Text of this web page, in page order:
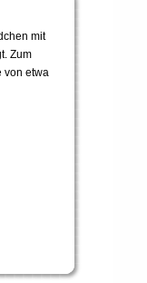
mit
Zum
von etwa